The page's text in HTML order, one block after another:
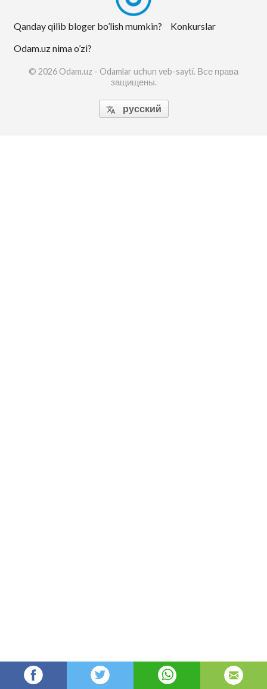
Qanday qilib bloger bo’lish mumkin?
Konkurslar
Odam.uz nima o’zi?
© 2026 Odam.uz - Odamlar uchun veb-sayti. Все права
защищены.
 русский